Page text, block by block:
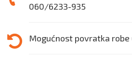
060/6233-935
Mogućnost povratka robe